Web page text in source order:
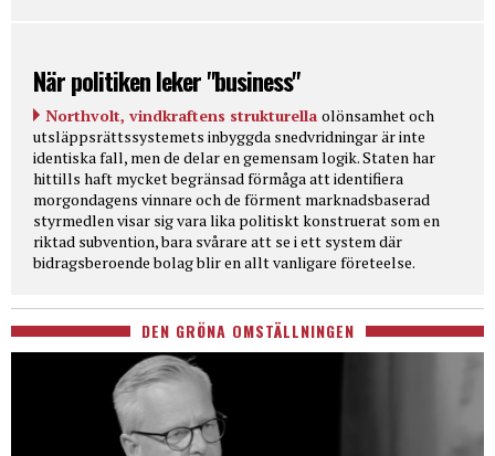
När politiken leker "business"
Northvolt, vindkraftens strukturella olönsamhet och
utsläppsrättssystemets inbyggda snedvridningar är inte
identiska fall, men de delar en gemensam logik. Staten har
hittills haft mycket begränsad förmåga att identifiera
morgondagens vinnare och de förment marknadsbaserad
styrmedlen visar sig vara lika politiskt konstruerat som en
riktad subvention, bara svårare att se i ett system där
bidragsberoende bolag blir en allt vanligare företeelse.
DEN GRÖNA OMSTÄLLNINGEN